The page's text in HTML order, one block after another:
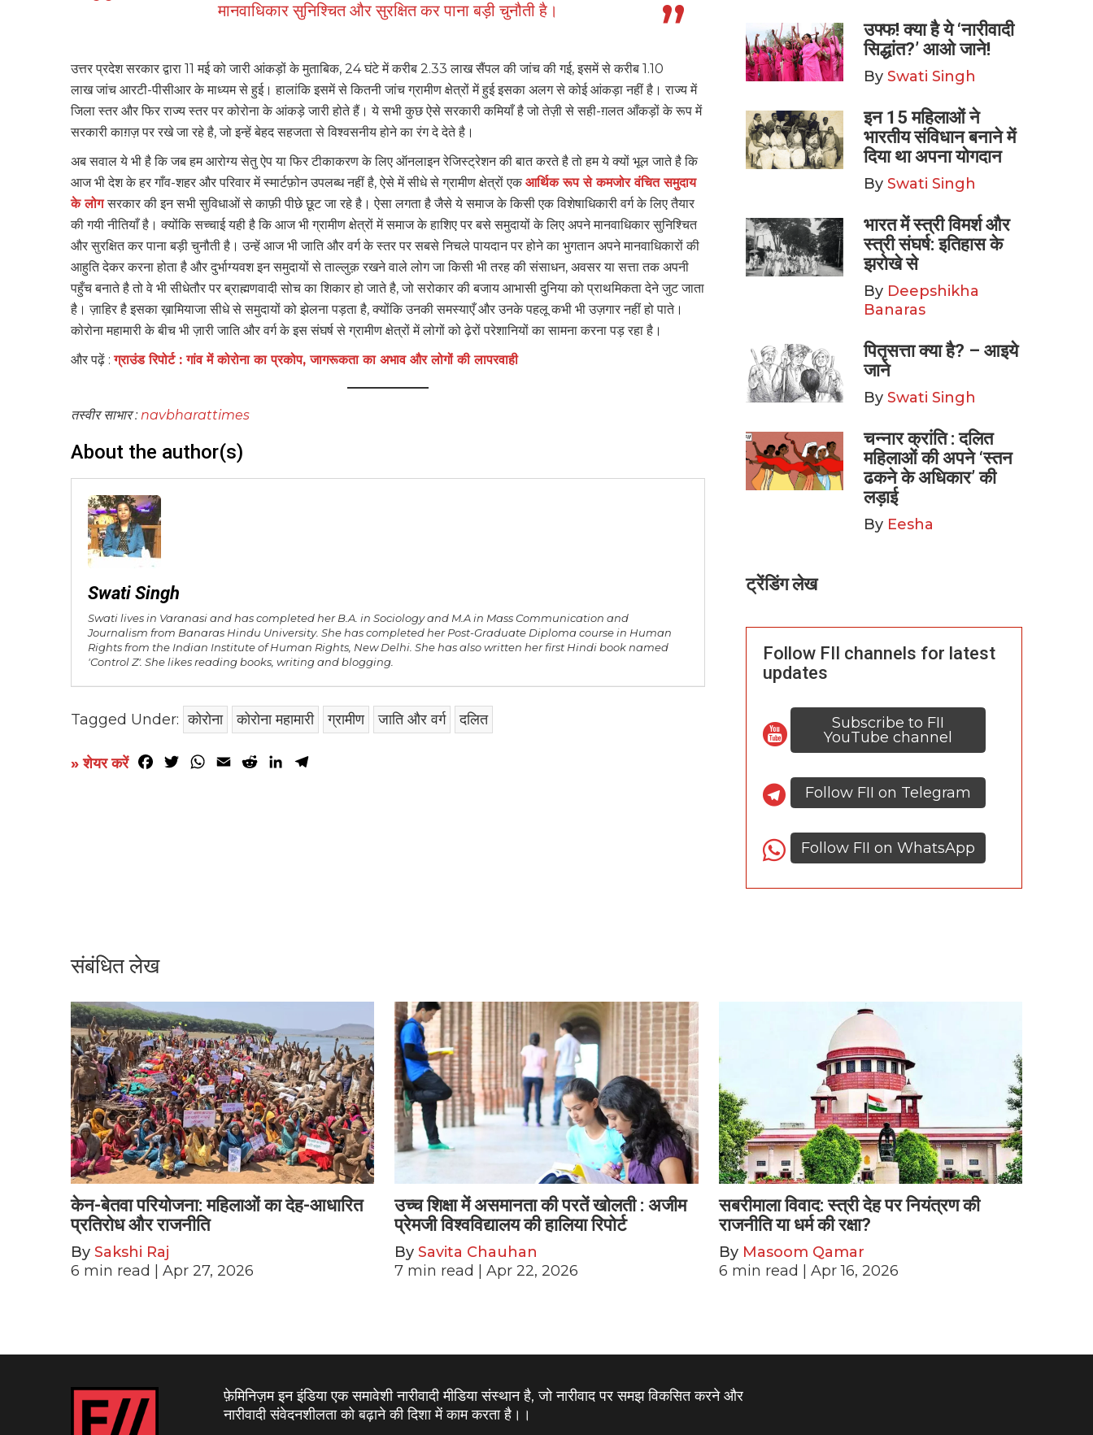
मानवाधिकार सुनिश्चित और सुरक्षित कर पाना बड़ी चुनौती है।
उत्तर प्रदेश सरकार द्वारा 11 मई को जारी आंकड़ों के मुताबिक, 24 घंटे में करीब 2.33 लाख सैंपल की जांच की गई, इसमें से करीब 1.10
लाख जांच आरटी-पीसीआर के माध्‍यम से हुई। हालांकि इसमें से कितनी जांच ग्रामीण क्षेत्रों में हुई इसका अलग से कोई आंकड़ा नहीं है। राज्‍य में
जिला स्‍तर और फिर राज्‍य स्‍तर पर कोरोना के आंकड़े जारी होते हैं। ये सभी कुछ ऐसे सरकारी कमियाँ है जो तेज़ी से सही-ग़लत आँकड़ों के रूप में
सरकारी काग़ज़ पर रखे जा रहे है, जो इन्हें बेहद सहजता से विश्वसनीय होने का रंग दे देते है।
अब सवाल ये भी है कि जब हम आरोग्य सेतु ऐप या फिर टीकाकरण के लिए ऑनलाइन रेजिस्ट्रेशन की बात करते है तो हम ये क्यों भूल जाते है कि
आज भी देश के हर गाँव-शहर और परिवार में स्मार्टफ़ोन उपलब्ध नहीं है, ऐसे में सीधे से ग्रामीण क्षेत्रों एकआर्थिक रूप से कमजोर वंचित समुदाय
के लोगसरकार की इन सभी सुविधाओं से काफ़ी पीछे छूट जा रहे है। ऐसा लगता है जैसे ये समाज के किसी एक विशेषाधिकारी वर्ग के लिए तैयार
की गयी नीतियाँ है। क्योंकि सच्चाई यही है कि आज भी ग्रामीण क्षेत्रों में समाज के हाशिए पर बसे समुदायों के लिए अपने मानवाधिकार सुनिश्चित
और सुरक्षित कर पाना बड़ी चुनौती है। उन्हें आज भी जाति और वर्ग के स्तर पर सबसे निचले पायदान पर होने का भुगतान अपने मानवाधिकारों की
आहुति देकर करना होता है और दुर्भाग्यवश इन समुदायों से ताल्लुक़ रखने वाले लोग जा किसी भी तरह की संसाधन, अवसर या सत्ता तक अपनी
पहुँच बनाते है तो वे भी सीधेतौर पर ब्राह्मणवादी सोच का शिकार हो जाते है, जो सरोकार की बजाय आभासी दुनिया को प्राथमिकता देने जुट जाता
है। ज़ाहिर है इसका ख़ामियाजा सीधे से समुदायों को झेलना पड़ता है, क्योंकि उनकी समस्याएँ और उनके पहलू कभी भी उज़गार नहीं हो पाते।
कोरोना महामारी के बीच भी ज़ारी जाति और वर्ग के इस संघर्ष से ग्रामीण क्षेत्रों में लोगों को ढ़ेरों परेशानियों का सामना करना पड़ रहा है।
और पढ़ें :ग्राउंड रिपोर्ट : गांव में कोरोना का प्रकोप, जागरूकता का अभाव और लोगों की लापरवाही
तस्वीर साभार : navbharattimes
About the author(s)
Swati Singh
Swati lives in Varanasi and has completed her B.A. in Sociology and M.A in Mass Communication and
Journalism from Banaras Hindu University. She has completed her Post-Graduate Diploma course in Human
Rights from the Indian Institute of Human Rights, New Delhi. She has also written her first Hindi book named
'Control Z'. She likes reading books, writing and blogging.
Tagged Under: कोरोना कोरोना महामारी ग्रामीण जाति और वर्ग दलित
» शेयर करें Facebook
TwitterWhatsApp
Email RedditLinkedIn
उफ्फ! क्या है ये ‘नारीवादी
सिद्धांत?’ आओ जाने!
By Swati Singh
इन 15 महिलाओं ने
भारतीय संविधान बनाने में
दिया था अपना योगदान
By Swati Singh
भारत में स्त्री विमर्श और
स्त्री संघर्ष: इतिहास के
झरोखे से
By Deepshikha
Banaras
पितृसत्ता क्या है? – आइये
जाने
By Swati Singh
चन्नार क्रांति : दलित
महिलाओं की अपने ‘स्तन
ढकने के अधिकार’ की
लड़ाई
By Eesha
ट्रेंडिंग लेख
Follow FII channels for latest
updates
Subscribe to FII
YouTube channel
Follow FII on Telegram
Follow FII on WhatsApp
संबंधित लेख
केन-बेतवा परियोजना: महिलाओं का देह-आधारित
प्रतिरोध और राजनीति
By Sakshi Raj
6 min read | Apr 27, 2026
उच्च शिक्षा में असमानता की परतें खोलती : अजीम
प्रेमजी विश्वविद्यालय की हालिया रिपोर्ट
BySavita Chauhan
7 min read | Apr 22, 2026
सबरीमाला विवाद: स्त्री देह पर नियंत्रण की
राजनीति या धर्म की रक्षा?
By Masoom Qamar
6 min read | Apr 16, 2026
फ़ेमिनिज़म इन इंडिया एक समावेशी नारीवादी मीडिया संस्थान है, जो नारीवाद पर समझ विकसित करने और
नारीवादी संवेदनशीलता को बढ़ाने की दिशा में काम करता है। ।